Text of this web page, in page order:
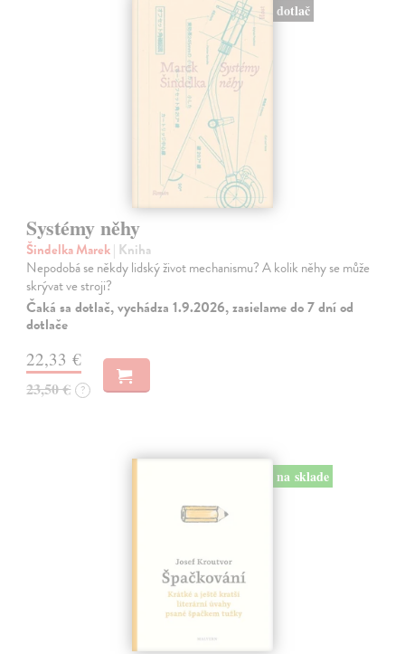
dotlač
Systémy něhy
Šindelka Marek| Kniha
Nepodobá se někdy lidský život mechanismu? A kolik něhy se může
skrývat ve stroji?
Čaká sa dotlač, vychádza 1.9.2026, zasielame do 7 dní od
dotlače
22,33 €
23,50 € ?
na sklade